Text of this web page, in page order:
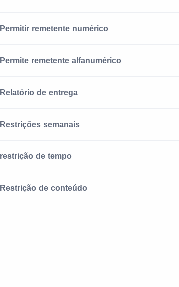
Permitir remetente numérico
Permite remetente alfanumérico
Relatório de entrega
Restrições semanais
restrição de tempo
Restrição de conteúdo